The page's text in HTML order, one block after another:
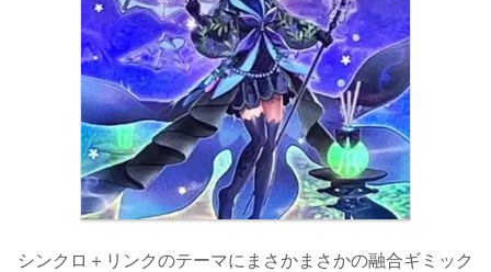
シンクロ＋リンクのテーマにまさかまさかの融合ギミック